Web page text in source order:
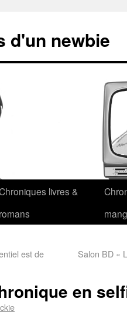
d'un newbie
livres &
romans
est de
Salon BD «
en